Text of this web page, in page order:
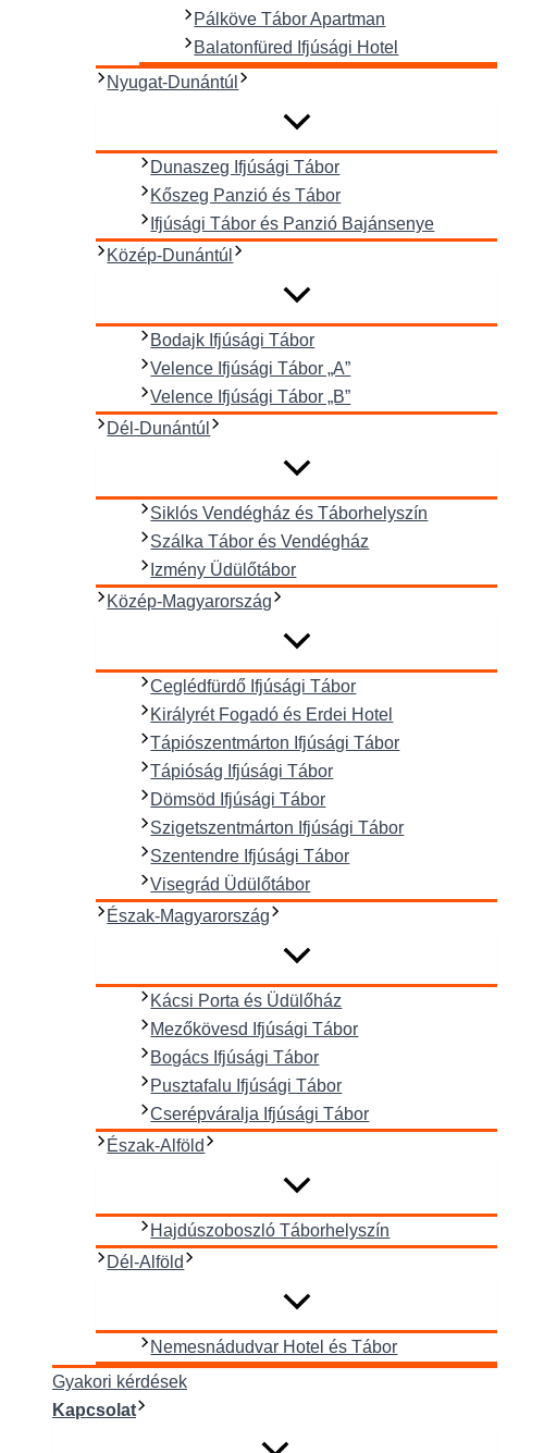
Pálköve Tábor Apartman
Balatonfüred Ifjúsági Hotel
Nyugat-Dunántúl
Dunaszeg Ifjúsági Tábor
Kőszeg Panzió és Tábor
Ifjúsági Tábor és Panzió Bajánsenye
Közép-Dunántúl
Bodajk Ifjúsági Tábor
Velence Ifjúsági Tábor „A”
Velence Ifjúsági Tábor „B”
Dél-Dunántúl
Siklós Vendégház és Táborhelyszín
Szálka Tábor és Vendégház
Izmény Üdülőtábor
Közép-Magyarország
Ceglédfürdő Ifjúsági Tábor
Királyrét Fogadó és Erdei Hotel
Tápiószentmárton Ifjúsági Tábor
Tápióság Ifjúsági Tábor
Dömsöd Ifjúsági Tábor
Szigetszentmárton Ifjúsági Tábor
Szentendre Ifjúsági Tábor
Visegrád Üdülőtábor
Észak-Magyarország
Kácsi Porta és Üdülőház
Mezőkövesd Ifjúsági Tábor
Bogács Ifjúsági Tábor
Pusztafalu Ifjúsági Tábor
Cserépváralja Ifjúsági Tábor
Észak-Alföld
Hajdúszoboszló Táborhelyszín
Dél-Alföld
Nemesnádudvar Hotel és Tábor
Gyakori kérdések
Kapcsolat